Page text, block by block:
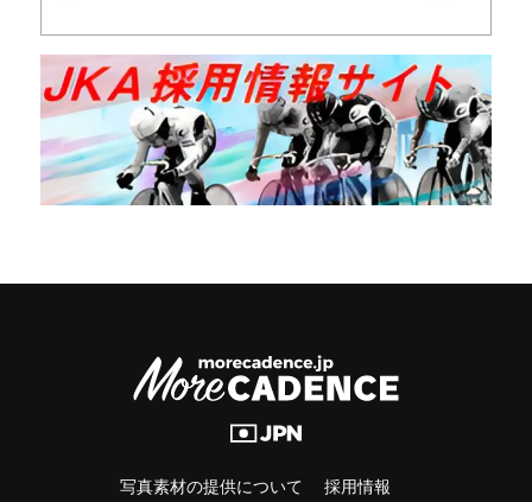
写真素材の提供について 採用情報